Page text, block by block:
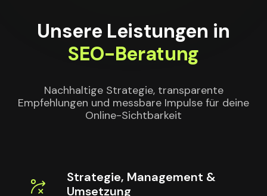
Unsere Leistungen in
SEO-Beratung
Nachhaltige Strategie, transparente
Empfehlungen und messbare Impulse für deine
Online-Sichtbarkeit
Strategie, Management &
Umsetzung